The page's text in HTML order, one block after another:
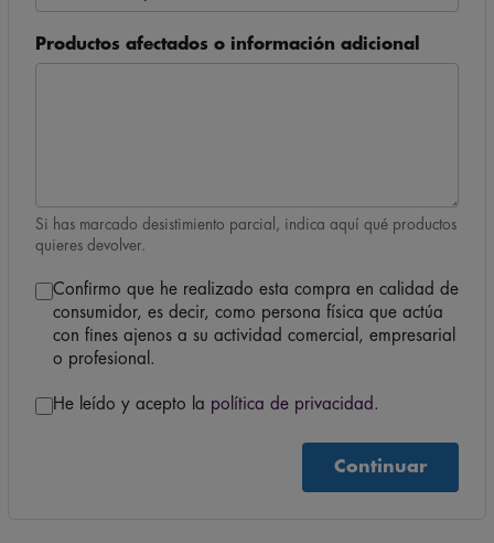
Productos afectados o información adicional
Si has marcado desistimiento parcial, indica aquí qué productos
Confirmo que he realizado esta compra en calidad de
consumidor, es decir, como persona física que actúa
con fines ajenos a su actividad comercial, empresarial